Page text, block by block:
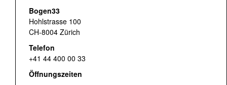
Bogen33
Hohlstrasse 100
CH-8004 Zürich
Telefon
+41 44 400 00 33
Öffnungszeiten